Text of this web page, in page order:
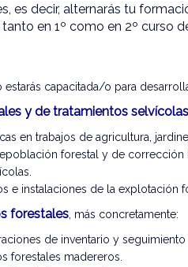
es decir, alternarás tu
en 1º como en 2º curso
capacitada/o para
y de tratamientos selvícolas
en trabajos de agricultura,
forestal y de corrección
e instalaciones de la explotación
forestales, más concretamente:
de inventario y seguimiento
forestales madereros.